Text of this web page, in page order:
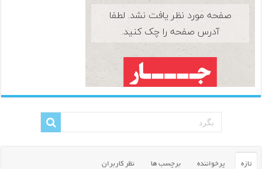
تازه پرخواننده برچسب ها نظر کاربران